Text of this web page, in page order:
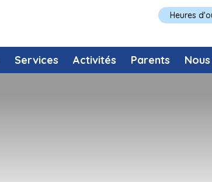
Heures
Services Activités Parents